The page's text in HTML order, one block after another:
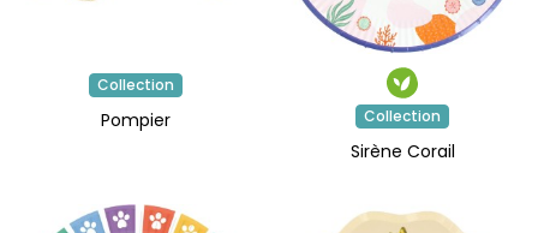
Collection
Pompier Collection
Sirène Corail